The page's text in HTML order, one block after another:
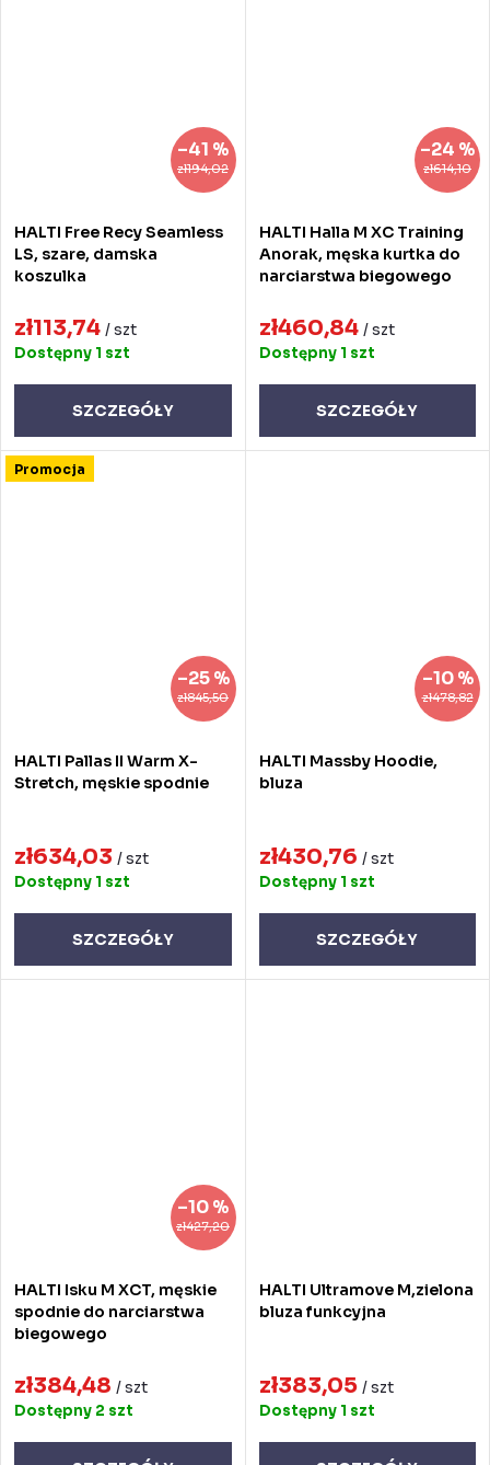
zł194,02
–41 %
HALTI Free Recy Seamless
LS, szare, damska
koszulka
zł113,74 / szt
Dostępny 1 szt
SZCZEGÓŁY
zł614,10
–24 %
HALTI Halla M XC Training
Anorak, męska kurtka do
narciarstwa biegowego
zł460,84 / szt
Dostępny 1 szt
SZCZEGÓŁY
Promocja
zł845,50
–25 %
HALTI Pallas II Warm X-
Stretch, męskie spodnie
zł634,03 / szt
Dostępny 1 szt
SZCZEGÓŁY
zł478,82
–10 %
HALTI Massby Hoodie,
bluza
zł430,76 / szt
Dostępny 1 szt
SZCZEGÓŁY
zł427,20
–10 %
HALTI Isku M XCT, męskie
spodnie do narciarstwa
biegowego
zł384,48 / szt
Dostępny 2 szt
HALTI Ultramove M,zielona
bluza funkcyjna
zł383,05 / szt
Dostępny 1 szt